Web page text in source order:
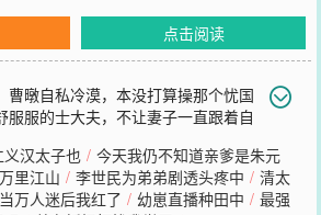
点击阅读
曹暾自私冷漠，本没打算操那个忧国
服服的士大夫，不让妻子一直跟着自
当太子。啊，原来我姓赵？那锉宋的锅岂不
赵暾瞥向身后虎视眈眈的语文天团，嘴里
咸鱼翻身，继续躺平。直到有一日，赵墩得
汉太子也 / 今天我仍不知道亲爹是朱元
里江山 / 李世民为弟弟剧透头疼中 / 清太
万人迷后我红了 / 幼崽直播种田中 / 最强